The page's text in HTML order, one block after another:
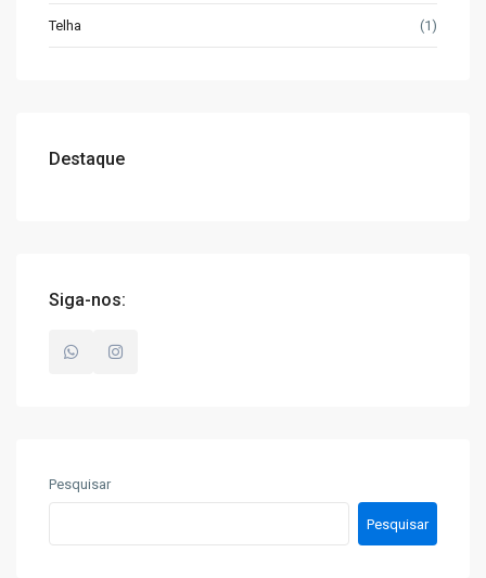
Telha (1)
Destaque
Siga-nos:
Pesquisar
Pesquisar